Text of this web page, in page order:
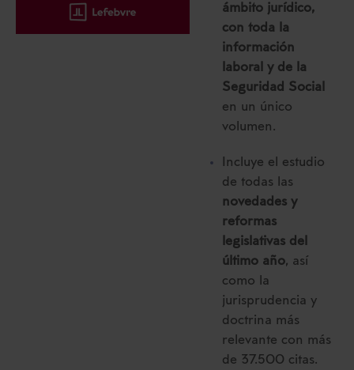
ámbito jurídico,
con toda la
información
laboral y de la
Seguridad Social
en un único
volumen.
Incluye el estudio
de todas las
novedades y
reformas
legislativas del
último año, así
como la
jurisprudencia y
doctrina más
relevante con más
de 37.500 citas.